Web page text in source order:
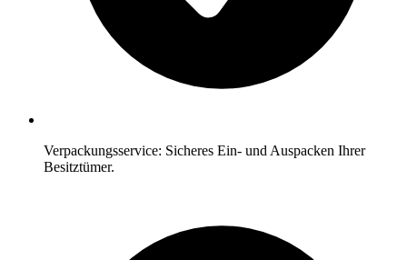
Verpackungsservice: Sicheres Ein- und Auspacken Ihrer
Besitztümer.